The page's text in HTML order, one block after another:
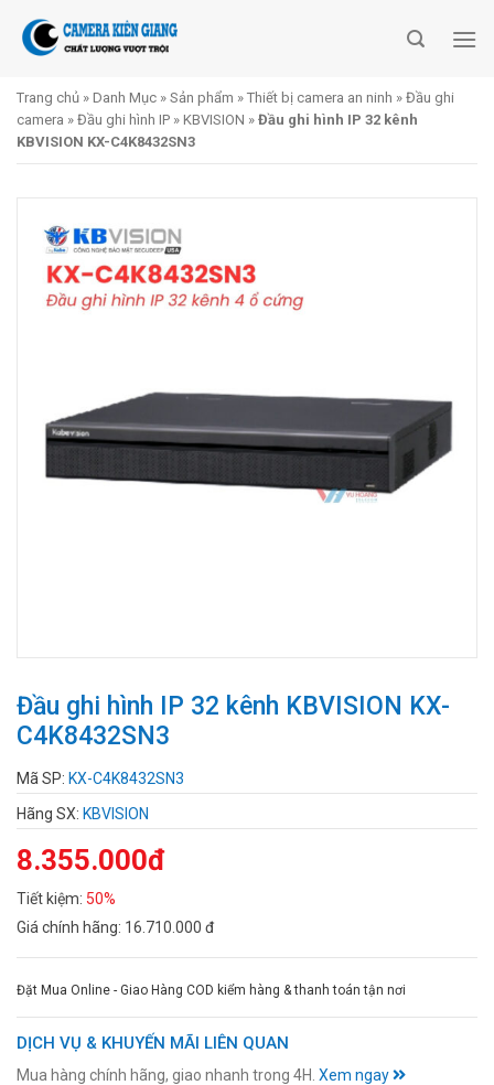
Trang chủ » Danh Mục » Sản phẩm » Thiết bị camera an ninh » Đầu ghi
camera » Đầu ghi hình IP » KBVISION » Đầu ghi hình IP 32 kênh
KBVISION KX-C4K8432SN3
Đầu ghi hình IP 32 kênh KBVISION KX-
C4K8432SN3
Mã SP: KX-C4K8432SN3
Hãng SX: KBVISION
8.355.000đ
Tiết kiệm: 50%
Giá chính hãng: 16.710.000 đ
Đặt Mua Online - Giao Hàng COD kiểm hàng & thanh toán tận nơi
DỊCH VỤ & KHUYẾN MÃI LIÊN QUAN
Mua hàng chính hãng, giao nhanh trong 4H. Xem ngay